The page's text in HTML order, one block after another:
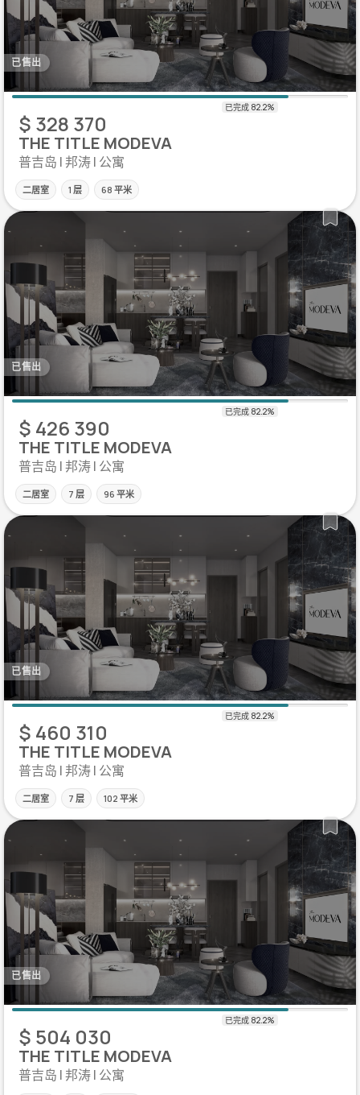
已售出
$ 328 370
THE TITLE MODEVA
普吉岛 | 邦涛 | 公寓
二居室 1 层 68 平米
已售出
$ 426 390
THE TITLE MODEVA
普吉岛 | 邦涛 | 公寓
二居室 7 层 96 平米
已售出
$ 460 310
THE TITLE MODEVA
普吉岛 | 邦涛 | 公寓
二居室 7 层 102 平米
已售出
$ 504 030
THE TITLE MODEVA
普吉岛 | 邦涛 | 公寓